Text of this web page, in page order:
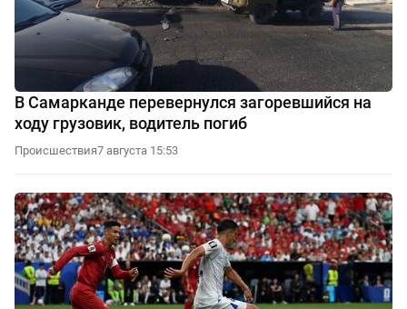
В Самарканде перевернулся загоревшийся на
ходу грузовик, водитель погиб
Происшествия7 августа 15:53